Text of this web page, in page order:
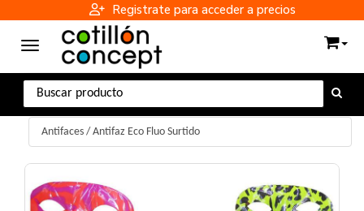
Registrate para acceder a precios
Toggle navigation
Antifaces / Antifaz Eco Fluo Surtido